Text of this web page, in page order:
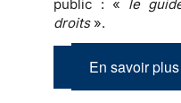
public : « le
droits».
En savoir plus